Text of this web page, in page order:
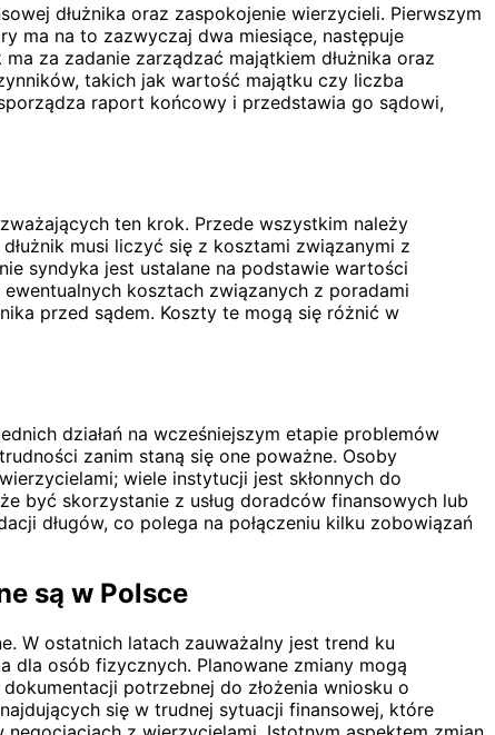
dłużnika oraz zaspokojenie wierzycieli. Pierwszym
ma na to zazwyczaj dwa miesiące, następuje
za zadanie zarządzać majątkiem dłużnika oraz
takich jak wartość majątku czy liczba
raport końcowy i przedstawia go sądowi,
ten krok. Przede wszystkim należy
musi liczyć się z kosztami związanymi z
syndyka jest ustalane na podstawie wartości
kosztach związanych z poradami
przed sądem. Koszty te mogą się różnić w
działań na wcześniejszym etapie problemów
zanim staną się one poważne. Osoby
wiele instytucji jest skłonnych do
być skorzystanie z usług doradców finansowych lub
długów, co polega na połączeniu kilku zobowiązań
są w Polsce
W ostatnich latach zauważalny jest trend ku
dla osób fizycznych. Planowane zmiany mogą
potrzebnej do złożenia wniosku o
się w trudnej sytuacji finansowej, które